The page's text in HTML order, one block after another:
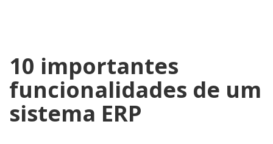
10 importantes
funcionalidades de um
sistema ERP